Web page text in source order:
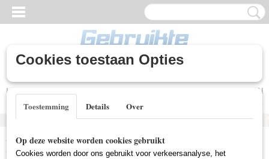
Inloggen
UW WINKELWAGEN
Home >Gebruikte Blu-Ray's>Harry Potter And The Deatlhy
Hallows: Part 1 (Blu-Ray Gebruikt)
Cookies toestaan Opties
Toestemming Details Over
Op deze website worden cookies gebruikt
Cookies worden door ons gebruikt voor verkeersanalyse, het